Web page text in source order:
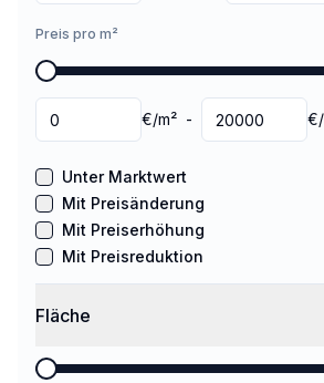
Preis pro m²
€/m² - €/
Unter Marktwert
Mit Preisänderung
Mit Preiserhöhung
Mit Preisreduktion
Fläche